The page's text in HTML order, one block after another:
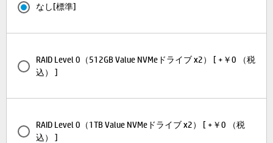
なし[標準]
RAID Level 0（512GB Value NVMeドライブ x2） [ +￥0 （税
込） ]
RAID Level 0（1TB Value NVMeドライブ x2） [ +￥0 （税
込） ]